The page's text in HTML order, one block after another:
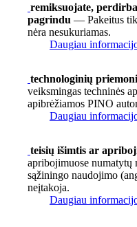
remiksuojate,
pagrindu — Pakeitus tik
nėra nesukuriamas.
Daugiau
technologinių
veiksmingas techninės
apibrėžiamos PINO
Daugiau
teisių išimtis ar
apribojimuose numatytų
sąžiningo naudojimo
neįtakoja.
Daugiau